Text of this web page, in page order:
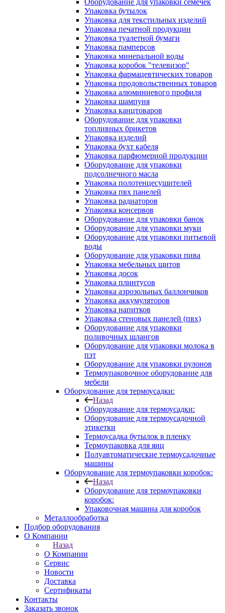
Оборудование для упаковки семечек
Упаковка бутылок
Упаковка для текстильных изделий
Упаковка печатной продукции
Упаковка туалетной бумаги
Упаковка памперсов
Упаковка минеральной воды
Упаковка коробок "телевизор"
Упаковка фармацевтических товаров
Упаковка продовольственных товаров
Упаковка алюминиевого профиля
Упаковка шампуня
Упаковка канцтоваров
Оборудование для упаковки
топливных брикетов
Упаковка изделий
Упаковка бухт кабеля
Упаковка парфюмерной продукции
Оборудование для упаковки
подсолнечного масла
Упаковка полотенцесушителей
Упаковка пвх панелей
Упаковка радиаторов
Упаковка консервов
Оборудование для упаковки банок
Оборудование для упаковки муки
Оборудование для упаковки питьевой
воды
Оборудование для упаковки пива
Упаковка мебельных щитов
Упаковка досок
Упаковка плинтусов
Упаковка аэрозольных баллончиков
Упаковка аккумуляторов
Упаковка напитков
Упаковка стеновых панелей (пвх)
Оборудование для упаковки
поливочных шлангов
Оборудование для упаковки молока в
пэт
Оборудование для упаковки рулонов
Термоупаковочное оборудование для
мебели
Оборудование для термоусадки:
Назад
Оборудование для термоусадки:
Оборудование для термоусадочной
этикетки
Термоусадка бутылок в пленку
Термоупаковка для яиц
Полуавтоматические термоусадочные
машины
Оборудование для термоупаковки коробок:
Назад
Оборудование для термоупаковки
коробок:
Упаковочная машина для коробок
Металлообработка
Подбор оборудования
О Компании
Назад
О Компании
Сервис
Новости
Доставка
Сертификаты
Контакты
Заказать звонок